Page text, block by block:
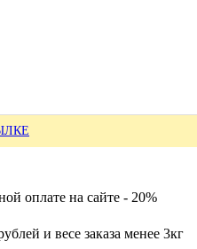
оплате на сайте - 20%
и весе заказа менее 3кг